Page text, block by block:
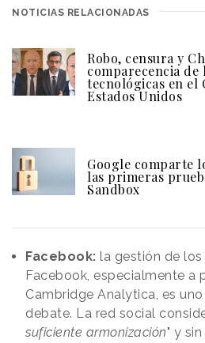
NOTICIAS RELACIONADAS
Robo, censura y
comparecencia de
tecnológicas en el
Estados Unidos
Google comparte
las primeras
Sandbox
Facebook: la gestión de
Facebook, especialmente a
Cambridge Analytica, es
debate. La red social
suficiente armonización" y sin